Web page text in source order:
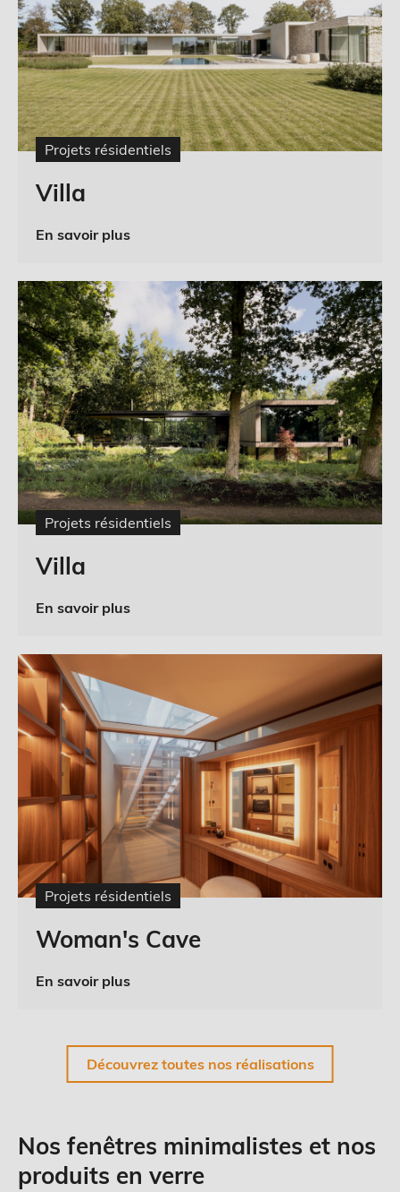
Projets résidentiels
Villa
En savoir plus
Projets résidentiels
Villa
En savoir plus
Projets résidentiels
Woman's Cave
En savoir plus
Découvrez toutes nos réalisations
Nos fenêtres minimalistes et nos
produits en verre